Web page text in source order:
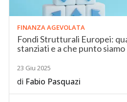
FINANZA AGEVOLATA
Fondi Strutturali Europei:
stanziati e a che punto siamo
23 Giu 2025
di Fabio Pasquazi